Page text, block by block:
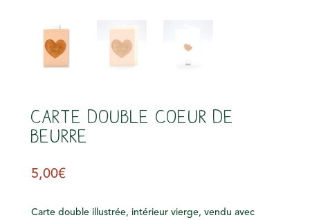
Carte double Coeur de
Beurre
5,00€
Carte double illustrée, intérieur vierge, vendu avec